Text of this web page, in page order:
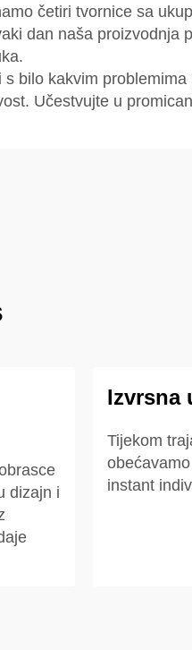
četiri tvornice sa
dan naša proizvodnja
bilo kakvim problemima
Učestvujte u
dizajn i
Izvrsna
Tijekom
instant